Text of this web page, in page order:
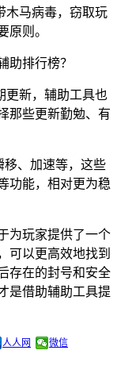
木马病毒，窃取玩
原则。
更新，辅助工具也
那些更新勤勉、有
移、加速等，这些
功能，相对更为稳
为玩家提供了一个
可以更高效地找到
存在的封号和安全
是借助辅助工具提
人人网 微信